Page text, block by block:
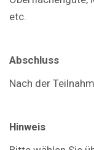
etc.
Abschluss
Nach der
Hinweis